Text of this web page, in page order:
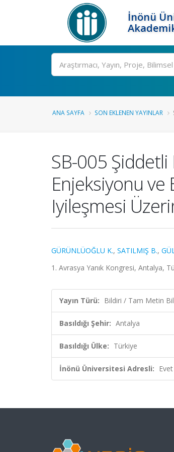
İnönü
Ara
ANA SAYFA SON EKLENEN YAYINLAR
SB-005 Şiddetli
Enjeksiyonu
Iyileşmesi
GÜRÜNLÜOĞLU K., SATILMIŞ B.,
1. Avrasya Yanık Kongresi, Antalya,
Yayın Türü: Bildiri / Tam Metin
Basıldığı Şehir: Antalya
Basıldığı Ülke: Türkiye
İnönü Üniversitesi Adresli: Evet